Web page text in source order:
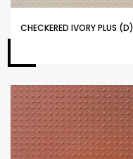
CHECKERED IVORY PLUS (D)